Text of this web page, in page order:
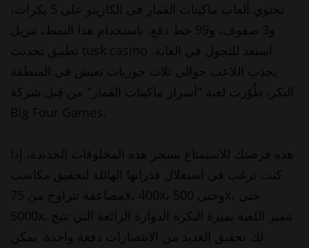
تحتوي ألعاب ماكينات القمار في الكازينو على 5 بكرات،
تنزيل
يجذب اللاعب حوالي ثلاث حوريات تعيش في المنطقة
البكر. طُوّرت لعبة "أسرار ماكينات القمار" من قِبل شركة
هذه فرصتك للاستمتاع بسحر هذه المخلوقات الجديدة، إذا
كنت ترغب في استغلال قدراتها الهائلة لتحقيق مكاسب
لك تحقيق العديد من الانتصارات دفعة واحدة. يمكن